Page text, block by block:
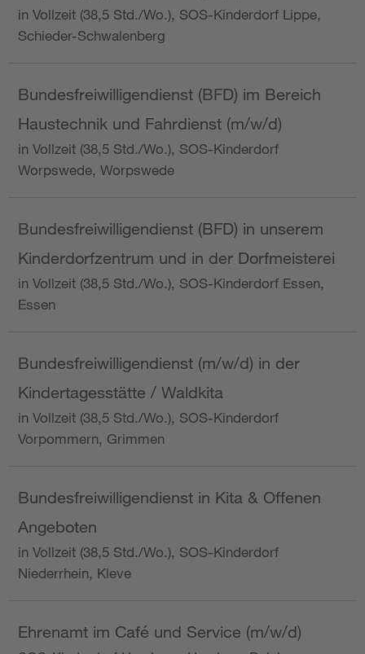
in Vollzeit (38,5 Std./Wo.), SOS-Kinderdorf Lippe,
Schieder-Schwalenberg
Bundesfreiwilligendienst (BFD) im Bereich
Haustechnik und Fahrdienst (m/w/d)
in Vollzeit (38,5 Std./Wo.), SOS-Kinderdorf
Worpswede, Worpswede
Bundesfreiwilligendienst (BFD) in unserem
Kinderdorfzentrum und in der Dorfmeisterei
in Vollzeit (38,5 Std./Wo.), SOS-Kinderdorf Essen,
Essen
Bundesfreiwilligendienst (m/w/d) in der
Kindertagesstätte / Waldkita
in Vollzeit (38,5 Std./Wo.), SOS-Kinderdorf
Vorpommern, Grimmen
Bundesfreiwilligendienst in Kita & Offenen
Angeboten
in Vollzeit (38,5 Std./Wo.), SOS-Kinderdorf
Niederrhein, Kleve
Ehrenamt im Café und Service (m/w/d)